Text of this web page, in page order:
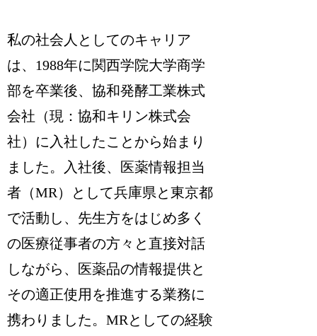
私の社会人としてのキャリア
は、1988年に関西学院大学商学
部を卒業後、協和発酵工業株式
会社（現：協和キリン株式会
社）に入社したことから始まり
ました。入社後、医薬情報担当
者（MR）として兵庫県と東京都
で活動し、先生方をはじめ多く
の医療従事者の方々と直接対話
しながら、医薬品の情報提供と
その適正使用を推進する業務に
携わりました。MRとしての経験